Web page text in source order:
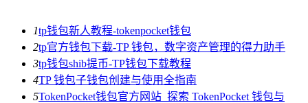
1tp钱包新人教程-tokenpocket钱包
2tp官方钱包下载-TP 钱包，数字资产管理的得力助手
3tp钱包shib提币-TP钱包下载教程
4TP 钱包子钱包创建与使用全指南
5TokenPocket钱包官方网站_探索 TokenPocket 钱包与